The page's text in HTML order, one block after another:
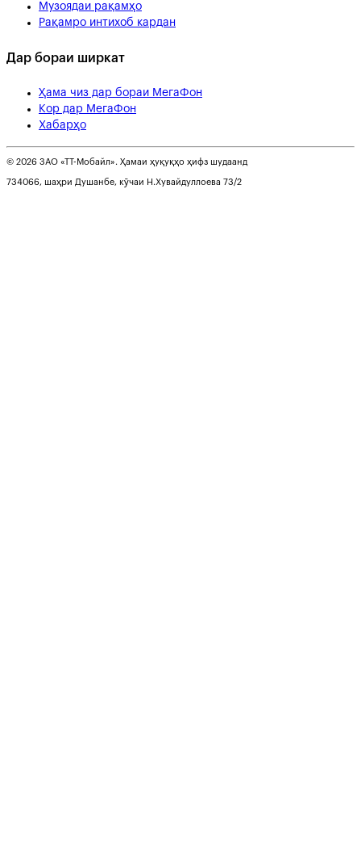
Музоядаи рақамҳо
Рақамро интихоб кардан
Дар бораи ширкат
Ҳама чиз дар бораи МегаФон
Кор дар МегаФон
Хабарҳо
© 2026 ЗАО «ТТ-Мобайл». Ҳамаи ҳуқуқҳо ҳифз шудаанд
734066, шаҳри Душанбе, кӯчаи Н.Хувайдуллоева 73/2